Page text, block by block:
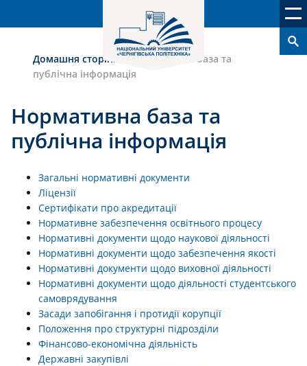
Домашня сторінка›Нормативна база та
публічна інформація
Нормативна база та
публічна інформація
Загальні нормативні документи
Ліцензії
Сертифікати про акредитації
Нормативне забезпечення освітнього процесу
Нормативні документи щодо наукової діяльності
Нормативні документи щодо забезпечення якості
Нормативні документи щодо виховної діяльності
Нормативні документи щодо діяльності студентського
самоврядування
Засади запобігання і протидії корупції
Положення про структурні підрозділи
Фінансово-економічна діяльність
Державні закупівлі